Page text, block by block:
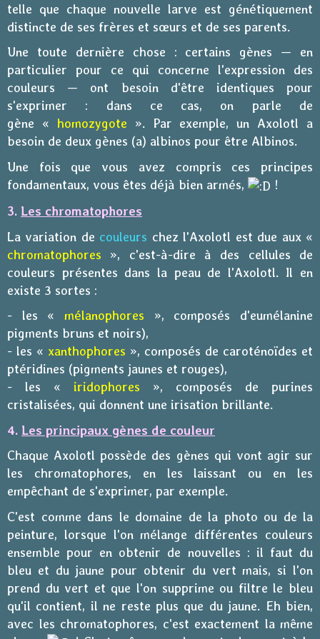
telle que chaque nouvelle larve est génétiquement
distincte de ses frères et sœurs et de ses parents.
Une toute dernière chose : certains gènes — en
particulier pour ce qui concerne l'expression des
couleurs — ont besoin d'être identiques pour
s'exprimer : dans ce cas, on parle de
gène « homozygote ». Par exemple, un Axolotl a
besoin de deux gènes (a) albinos pour être Albinos.
Une fois que vous avez compris ces principes
fondamentaux, vous êtes déjà bien armés,
!
3. Les chromatophores
La variation de couleurs chez l'Axolotl est due aux «
chromatophores », c'est-à-dire à des cellules de
couleurs présentes dans la peau de l'Axolotl. Il en
existe 3 sortes :
- les « mélanophores », composés d'eumélanine
pigments bruns et noirs),
- les « xanthophores », composés de caroténoïdes et
ptéridines (pigments jaunes et rouges),
- les « iridophores », composés de purines
cristalisées, qui donnent une irisation brillante.
4. Les principaux gènes de couleur
Chaque Axolotl possède des gènes qui vont agir sur
les chromatophores, en les laissant ou en les
empêchant de s'exprimer, par exemple.
C'est comme dans le domaine de la photo ou de la
peinture, lorsque l'on mélange différentes couleurs
ensemble pour en obtenir de nouvelles : il faut du
bleu et du jaune pour obtenir du vert mais, si l'on
prend du vert et que l'on supprime ou filtre le bleu
qu'il contient, il ne reste plus que du jaune. Eh bien,
avec les chromatophores, c'est exactement la même